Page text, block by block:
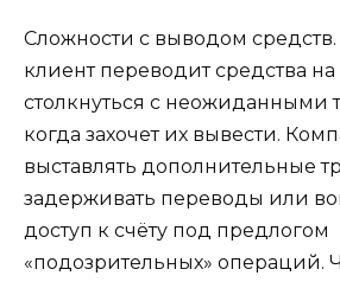
Сложности с выводом средств.
клиент переводит средства на
столкнуться с неожиданными
когда захочет их вывести.
выставлять дополнительные
задерживать переводы или
доступ к счёту под предлогом
«подозрительных» операций.